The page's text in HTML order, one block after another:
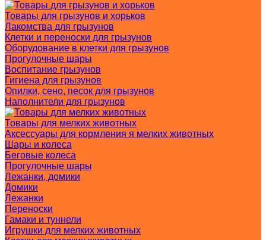
Товары для грызунов и хорьков
Лакомства для грызунов
Клетки и переноски для грызунов
Оборудование в клетки для грызунов
Прогулочные шары
Воспитание грызунов
Гигиена для грызунов
Опилки, сено, песок для грызунов
Наполнители для грызунов
Товары для мелких животных
Аксессуары для кормления я мелких животных
Шары и колеса
Беговые колеса
Прогулочные шары
Лежанки, домики
Домики
Лежанки
Переноски
Гамаки и туннели
Игрушки для мелких животных